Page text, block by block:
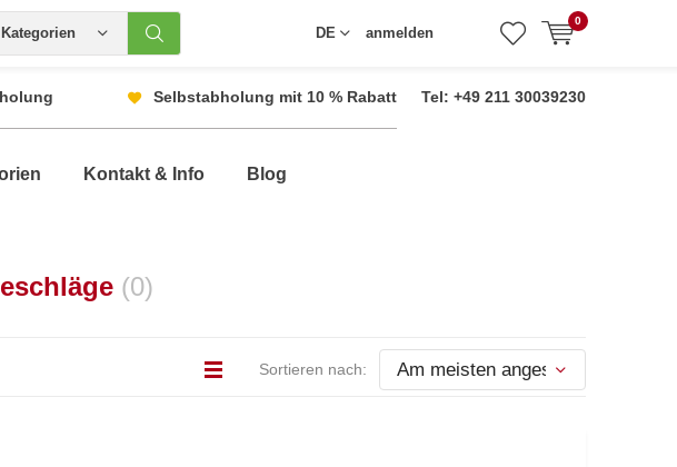
DE anmelden
0
Selbstabholung mit 10 % Rabatt Tel: +49 211 30039230
Kontakt & Info Blog
(0)
Sortieren nach: